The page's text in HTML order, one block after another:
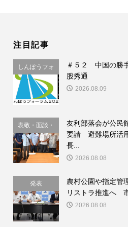
注目記事
しんぽうフォ
ーラム
＃５２ 中国の勝
股秀通
2026.08.09
表敬・面談・
要請
友利部落会が公民
要請 避難場所活
長...
2026.08.08
発表
農村公園や指定
リストラ推進へ
2026.08.08